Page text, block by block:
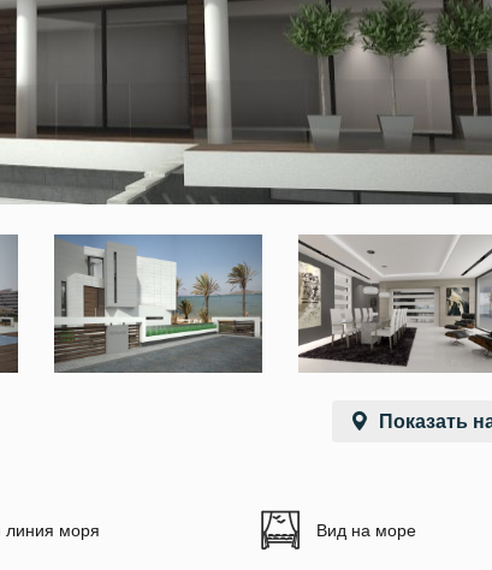
Показать
линия моря Вид на море